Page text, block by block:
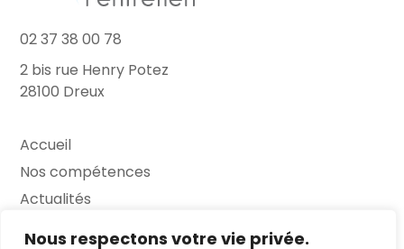
Nous respectons votre vie privée.
02 37 38 00 78
2 bis rue Henry Potez
28100 Dreux
Accueil
Nos compétences
Actualités